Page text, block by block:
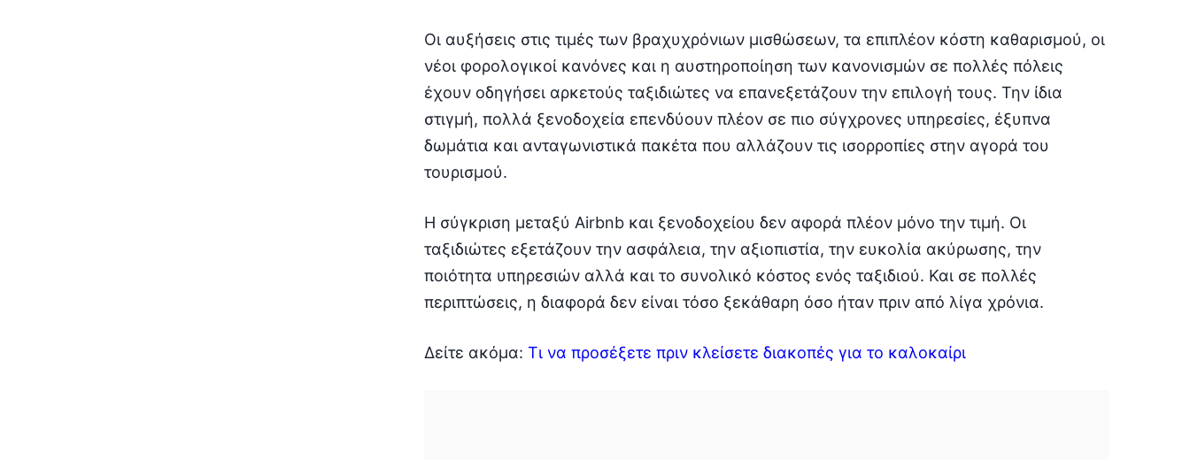
Οι αυξήσεις στις τιμές των βραχυχρόνιων μισθώσεων, τα επιπλέον κόστη καθαρισμού, οι
νέοι φορολογικοί κανόνες και η αυστηροποίηση των κανονισμών σε πολλές πόλεις
έχουν οδηγήσει αρκετούς ταξιδιώτες να επανεξετάζουν την επιλογή τους. Την ίδια
στιγμή, πολλά ξενοδοχεία επενδύουν πλέον σε πιο σύγχρονες υπηρεσίες, έξυπνα
δωμάτια και ανταγωνιστικά πακέτα που αλλάζουν τις ισορροπίες στην αγορά του
τουρισμού.
Η σύγκριση μεταξύ Airbnb και ξενοδοχείου δεν αφορά πλέον μόνο την τιμή. Οι
ταξιδιώτες εξετάζουν την ασφάλεια, την αξιοπιστία, την ευκολία ακύρωσης, την
ποιότητα υπηρεσιών αλλά και το συνολικό κόστος ενός ταξιδιού. Και σε πολλές
περιπτώσεις, η διαφορά δεν είναι τόσο ξεκάθαρη όσο ήταν πριν από λίγα χρόνια.
Δείτε ακόμα: Τι να προσέξετε πριν κλείσετε διακοπές για το καλοκαίρι